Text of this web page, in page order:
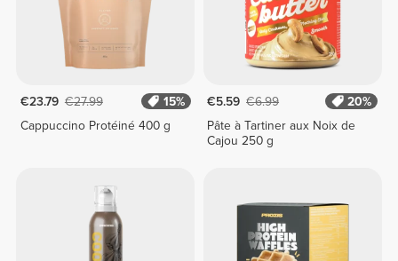
€23.79 €27.99
15%
Cappuccino Protéiné 400 g
€5.59 €6.99
20%
Pâte à Tartiner aux Noix de
Cajou 250 g